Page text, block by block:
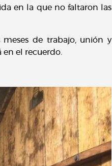
en la que no faltaron las
de trabajo, unión y
el recuerdo.